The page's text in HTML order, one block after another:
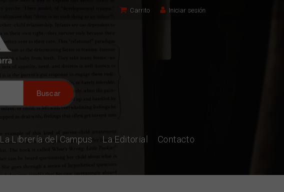
Carrito Iniciar sesión
La Librería del Campus La Editorial Contacto